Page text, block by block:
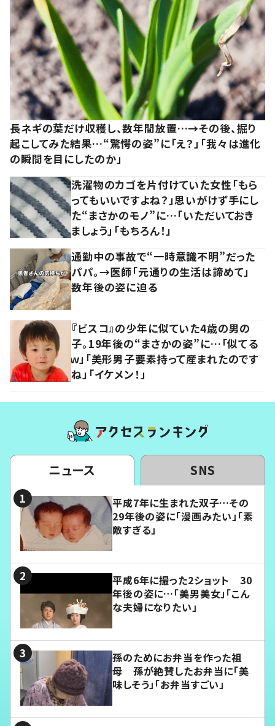
長ネギの葉だけ収穫し、数年間放置…→その後、掘り
起こしてみた結果…“驚愕の姿”に「え？」「我々は進化
の瞬間を目にしたのか」
洗濯物のカゴを片付けていた女性「もら
ってもいいですよね？」思いがけず手にし
た“まさかのモノ”に…「いただいておき
ましょう」「もちろん！」
通勤中の事故で“一時意識不明”だった
パパ。→医師「元通りの生活は諦めて」
数年後の姿に迫る
『ビスコ』の少年に似ていた4歳の男の
子。19年後の“まさかの姿”に…「似てる
ｗ」「美形男子要素持って産まれたのです
ね」「イケメン！」
ニュース SNS
平成7年に生まれた双子…その
29年後の姿に「漫画みたい」「素
敵すぎる」
平成6年に撮った2ショット 30
年後の姿に…「美男美女」「こん
な夫婦になりたい」
孫のためにお弁当を作った祖
母 孫が絶賛したお弁当に「美
味しそう」「お弁当すごい」